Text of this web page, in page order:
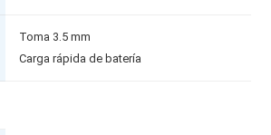
Toma 3.5 mm
Carga rápida de batería